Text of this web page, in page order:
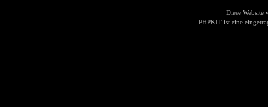
Diese Website
PHPKIT ist eine